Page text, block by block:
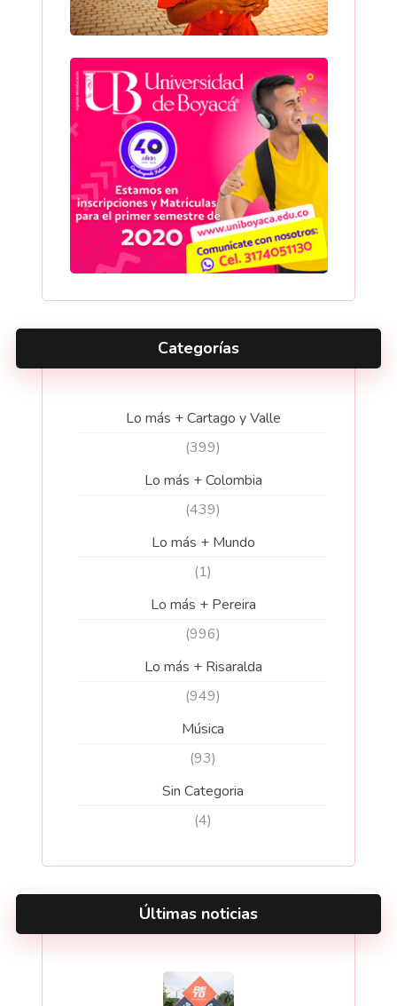
Categorías
Lo más + Cartago y Valle
(399)
Lo más + Colombia
(439)
Lo más + Mundo
(1)
Lo más + Pereira
(996)
Lo más + Risaralda
(949)
Música
(93)
Sin Categoria
(4)
Últimas noticias